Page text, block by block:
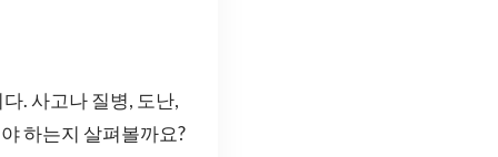
. 사고나 질병, 도난,
하는지 살펴볼까요?